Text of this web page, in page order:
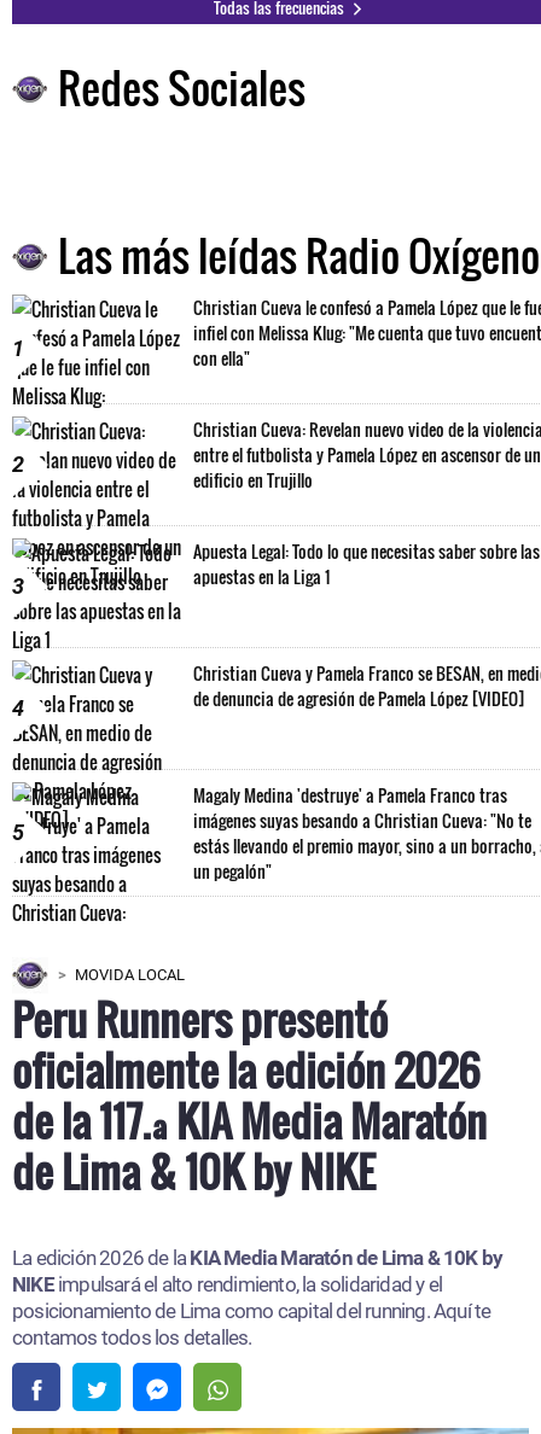
Todas las frecuencias
Redes Sociales
Las más leídas Radio Oxígeno
1
Christian Cueva le confesó a Pamela López que le
infiel con Melissa Klug: "Me cuenta que tuvo
con ella"
2
Christian Cueva: Revelan nuevo video de la
entre el futbolista y Pamela López en ascensor de un
edificio en Trujillo
3
Apuesta Legal: Todo lo que necesitas saber sobre las
apuestas en la Liga 1
4
Christian Cueva y Pamela Franco se BESAN, en
de denuncia de agresión de Pamela López [VIDEO]
5
Magaly Medina 'destruye' a Pamela Franco tras
imágenes suyas besando a Christian Cueva: "No te
estás llevando el premio mayor, sino a un borracho,
un pegalón"
MOVIDA LOCAL
Peru Runners presentó
oficialmente la edición 2026
de la 117.ª KIA Media Maratón
de Lima & 10K by NIKE
La edición 2026 de la KIA Media Maratón de Lima & 10K by
NIKEimpulsará el alto rendimiento, la solidaridad y el
posicionamiento de Lima como capital del running. Aquí te
contamos todos los detalles.